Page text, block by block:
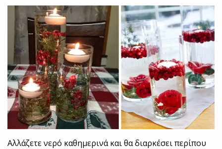
Αλλάζετε νερό καθημερινά και θα διαρκέσει περίπου